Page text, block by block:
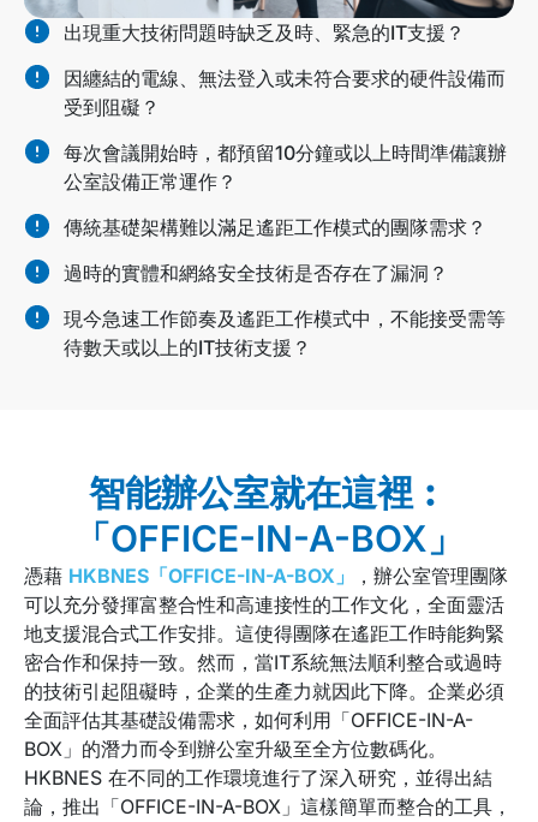
出現重大技術問題時缺乏及時、緊急的IT支援？
因纏結的電線、無法登入或未符合要求的硬件設備而
受到阻礙？
每次會議開始時，都預留10分鐘或以上時間準備讓辦
公室設備正常運作？
傳統基礎架構難以滿足遙距工作模式的團隊需求？
過時的實體和網絡安全技術是否存在了漏洞？
現今急速工作節奏及遙距工作模式中，不能接受需等
待數天或以上的IT技術支援？
智能辦公室就在這裡︰
「OFFICE-IN-A-BOX」
憑藉 HKBNES「OFFICE-IN-A-BOX」
，辦公室管理團隊
可以充分發揮富整合性和高連接性的工作文化，全面靈活
地支援混合式工作安排。這使得團隊在遙距工作時能夠緊
密合作和保持一致。然而，當IT系統無法順利整合或過時
的技術引起阻礙時，企業的生產力就因此下降。企業必須
全面評估其基礎設備需求，如何利用「OFFICE-IN-A-
BOX」的潛力而令到辦公室升級至全方位數碼化。
HKBNES 在不同的工作環境進行了深入研究，並得出結
論，推出「OFFICE-IN-A-BOX」這樣簡單而整合的工具，